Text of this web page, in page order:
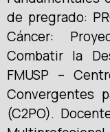
de pregrado:
Cáncer:
Combatir la
FMUSP –
Convergentes
(C2PO).